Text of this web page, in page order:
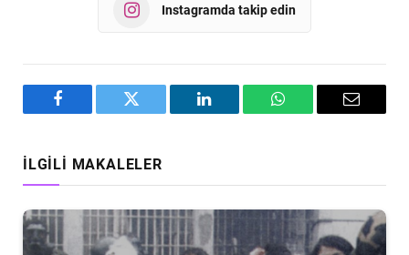
Instagramda takip edin
Facebook Twitter LinkedIn WhatsAppEmail
İLGILI MAKALELER